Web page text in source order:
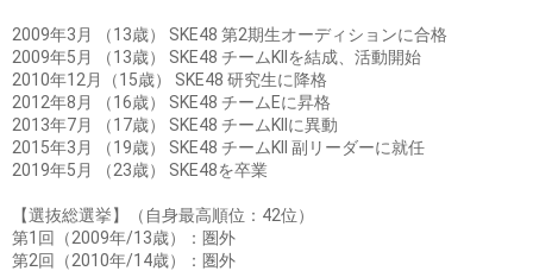
2009年3月 （13歳） SKE48 第2期生オーディションに合格
2009年5月 （13歳） SKE48 チームKIIを結成、活動開始
2010年12月（15歳） SKE48 研究生に降格
2012年8月 （16歳） SKE48 チームEに昇格
2013年7月 （17歳） SKE48 チームKIIに異動
2015年3月 （19歳） SKE48 チームKII 副リーダーに就任
2019年5月 （23歳） SKE48を卒業
【選抜総選挙】（自身最高順位：42位）
第1回（2009年/13歳）：圏外
第2回（2010年/14歳）：圏外